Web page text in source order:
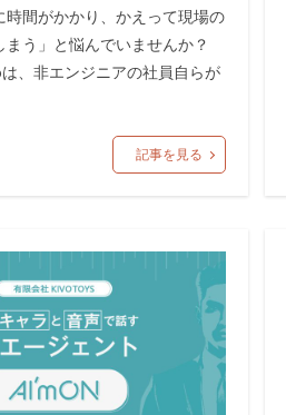
時間がかかり、かえって現場の
う」と悩んでいませんか？
、非エンジニアの社員自らが
記事を見る